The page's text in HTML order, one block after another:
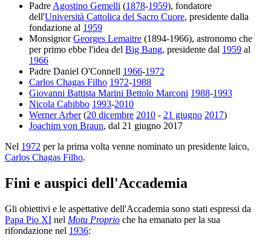
Padre Agostino Gemelli (1878-1959), fondatore
dell'Università Cattolica del Sacro Cuore, presidente dalla
fondazione al 1959
MonsignorGeorges Lemaitre (1894-1966), astronomo che
per primo ebbe l'idea del Big Bang, presidente dal 1959 al
1966
Padre Daniel O'Connell 1966-1972
Carlos Chagas Filho 1972-1988
Giovanni Battista Marini Bettolo Marconi 1988-1993
Nicola Cabibbo 1993-2010
Werner Arber(20 dicembre 2010 - 21 giugno 2017)
Joachim von Braun, dal 21 giugno 2017
Nel 1972 per la prima volta venne nominato un presidente laico,
Carlos Chagas Filho.
Fini e auspici dell'Accademia
Gli obiettivi e le aspettative dell'Accademia sono stati espressi da
Papa Pio XI nel Motu Proprio che ha emanato per la sua
rifondazione nel 1936: